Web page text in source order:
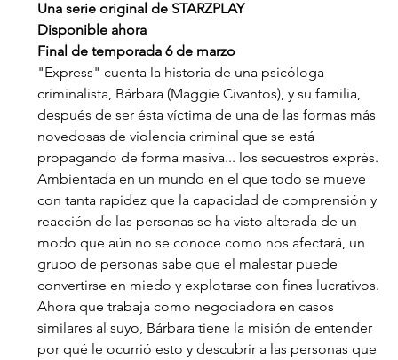
Una serie original de STARZPLAY
Disponible ahora
Final de temporada 6 de marzo
"Express" cuenta la historia de una psicóloga
criminalista, Bárbara (Maggie Civantos), y su familia,
después de ser ésta víctima de una de las formas más
novedosas de violencia criminal que se está
propagando de forma masiva... los secuestros exprés.
Ambientada en un mundo en el que todo se mueve
con tanta rapidez que la capacidad de comprensión y
reacción de las personas se ha visto alterada de un
modo que aún no se conoce como nos afectará, un
grupo de personas sabe que el malestar puede
convertirse en miedo y explotarse con fines lucrativos.
Ahora que trabaja como negociadora en casos
similares al suyo, Bárbara tiene la misión de entender
por qué le ocurrió esto y descubrir a las personas que